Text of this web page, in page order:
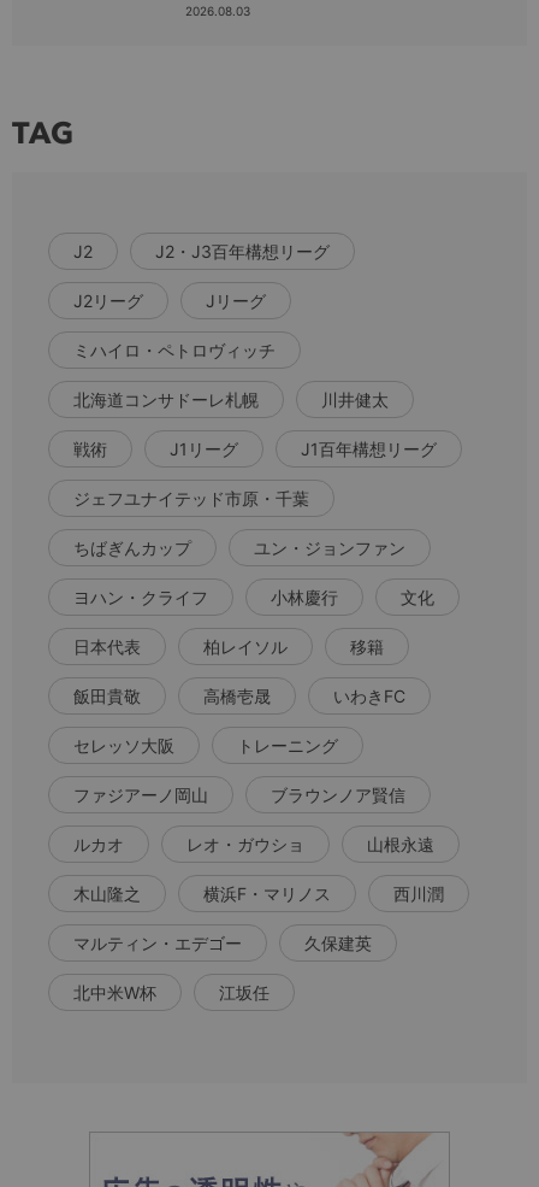
2026.08.03
TAG
J2 J2・J3百年構想リーグ
J2リーグ Jリーグ
ミハイロ・ペトロヴィッチ
北海道コンサドーレ札幌 川井健太
戦術 J1リーグ J1百年構想リーグ
ジェフユナイテッド市原・千葉
ちばぎんカップ ユン・ジョンファン
ヨハン・クライフ 小林慶行 文化
日本代表 柏レイソル 移籍
飯田貴敬 高橋壱晟 いわきFC
セレッソ大阪 トレーニング
ファジアーノ岡山 ブラウンノア賢信
ルカオ レオ・ガウショ 山根永遠
木山隆之 横浜F・マリノス 西川潤
マルティン・エデゴー 久保建英
北中米W杯 江坂任